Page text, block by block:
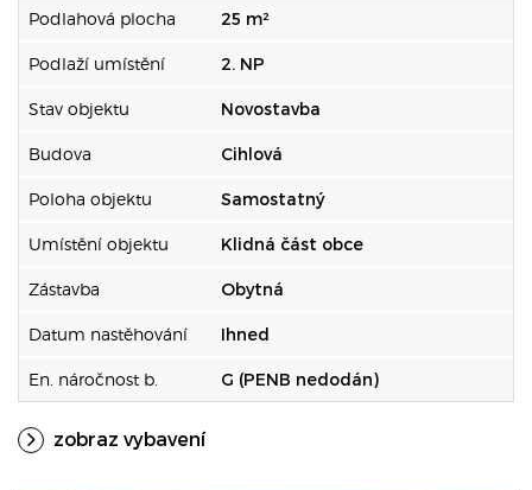
Podlahová plocha 25 m²
Podlaží umístění 2. NP
Stav objektu Novostavba
Budova Cihlová
Poloha objektu Samostatný
Umístění objektu Klidná část obce
Zástavba Obytná
Datum nastěhování Ihned
En. náročnost b. G (PENB nedodán)
zobraz vybavení